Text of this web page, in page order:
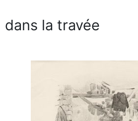
dans la travée